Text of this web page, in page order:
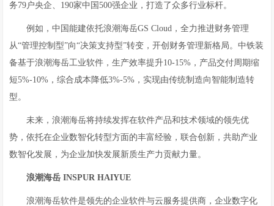
务79户央企、190家中国500强企业，打造了众多行业标杆。
例如，中国能建依托浪潮海岳GS Cloud，全力推进财务管理
从“管理控制型”向“决策支持型”转变，开创财务管理新格局。中铁装
备基于浪潮海岳工业软件，生产效率提升10-15%，产品交付周期缩
短5%-10%，综合成本降低3%-5%，实现由传统制造向智能制造转
型。
未来，浪潮海岳将持续发挥在软件产品和技术领域的领先优
势，依托在企业数智化转型方面的丰富经验，联合创新，共助产业
数智化发展，为企业加快发展新质生产力贡献力量。
浪潮海岳 INSPUR HAIYUE
浪潮海岳软件是领先的企业软件与云服务提供商，企业数字化